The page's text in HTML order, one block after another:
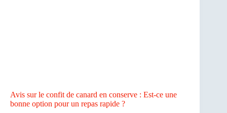
Avis sur le confit de canard en conserve : Est-ce une
bonne option pour un repas rapide ?